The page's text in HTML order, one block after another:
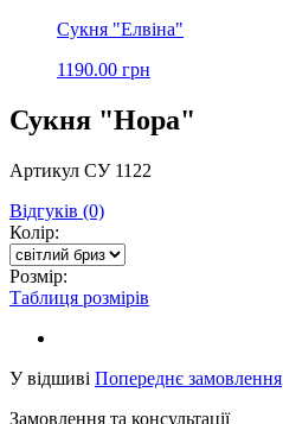
Сукня "Елвіна"
1190.00 грн
Сукня "Нора"
Артикул СУ 1122
Відгуків (0)
Колір:
Розмір:
Таблиця розмірів
У відшиві Попереднє замовлення
Замовлення та консультації